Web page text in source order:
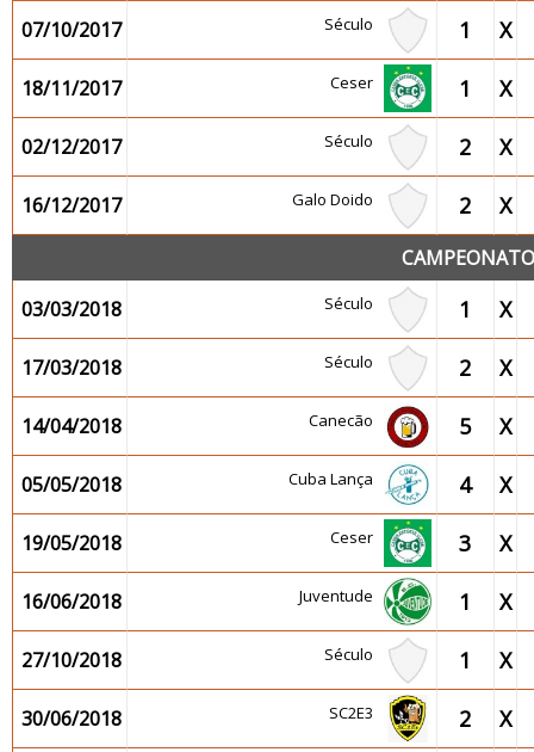
07/10/2017 Século 1 X
18/11/2017 Ceser 1 X
02/12/2017 Século 2 X
16/12/2017 Galo Doido 2 X
03/03/2018
Século 1 X
17/03/2018 Século 2 X
14/04/2018 Canecão 5 X
05/05/2018 Cuba Lança 4 X
19/05/2018 Ceser 3 X
16/06/2018 Juventude 1 X
27/10/2018 Século 1 X
30/06/2018 SC2E3 2 X